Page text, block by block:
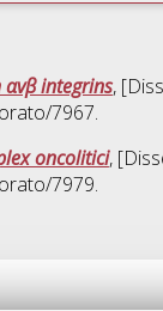
integrins,
7967.
oncolitici,
7979.